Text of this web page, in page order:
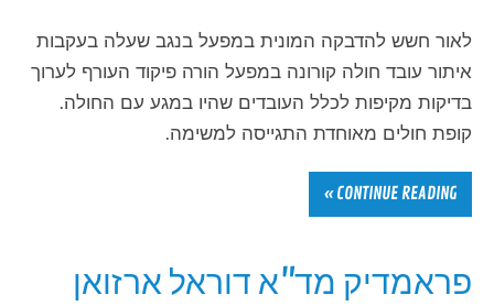
לאור חשש להדבקה המונית במפעל בנגב שעלה בעקבות
איתור עובד חולה קורונה במפעל הורה פיקוד העורף לערוך
בדיקות מקיפות לכלל העובדים שהיו במגע עם החולה.
קופת חולים מאוחדת התגייסה למשימה.
CONTINUE READING »
פראמדיק מד"א דוראל ארזואן